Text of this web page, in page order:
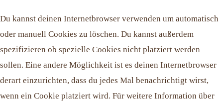
Du kannst deinen Internetbrowser verwenden um automatisch
oder manuell Cookies zu löschen. Du kannst außerdem
spezifizieren ob spezielle Cookies nicht platziert werden
sollen. Eine andere Möglichkeit ist es deinen Internetbrowser
derart einzurichten, dass du jedes Mal benachrichtigt wirst,
wenn ein Cookie platziert wird. Für weitere Information über